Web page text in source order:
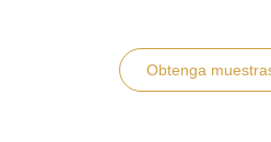
Obtenga